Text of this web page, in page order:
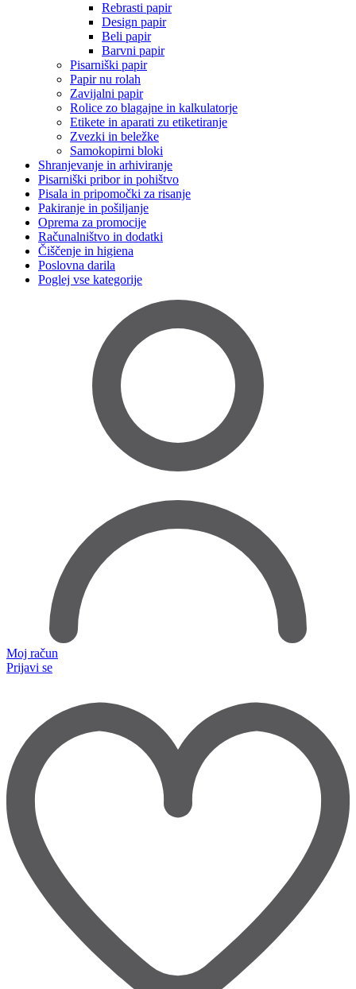
Rebrasti papir
Design papir
Beli papir
Barvni papir
Pisarniški papir
Papir nu rolah
Zavijalni papir
Rolice zo blagajne in kalkulatorje
Etikete in aparati zu etiketiranje
Zvezki in beležke
Samokopirni bloki
Shranjevanje in arhiviranje
Pisarniški pribor in pohištvo
Pisala in pripomočki za risanje
Pakiranje in pošiljanje
Oprema za promocije
Računalništvo in dodatki
Čiščenje in higiena
Poslovna darila
Poglej vse kategorije
Moj račun
Prijavi se